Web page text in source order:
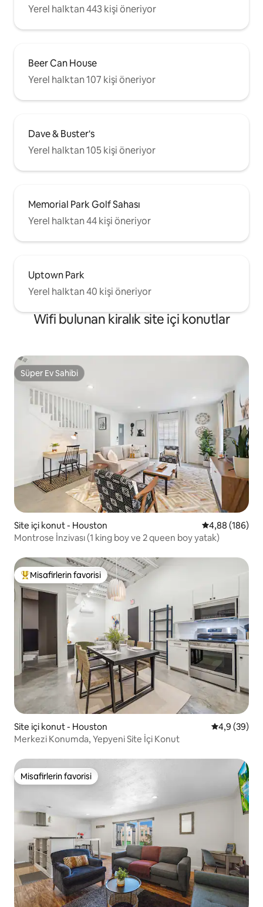
Yerel halktan 443 kişi öneriyor
Beer Can House
Yerel halktan 107 kişi öneriyor
Dave & Buster's
Yerel halktan 105 kişi öneriyor
Memorial Park Golf Sahası
Yerel halktan 44 kişi öneriyor
Uptown Park
Yerel halktan 40 kişi öneriyor
Wifi bulunan kiralık site içi konutlar
Süper Ev Sahibi
Süper Ev Sahibi
Site içi konut - Houston 5 üzerinden
4,88 (186)
Montrose İnzivası (1 king boy ve 2 queen boy yatak)
Misafirlerin favorilerinden en beğenilenler arasında
Misafirlerin favorisi
Site içi konut - Houston 5 üzerinden
4,9 (39)
Merkezi Konumda, Yepyeni Site İçi Konut
Misafirlerin favorisi
Misafirlerin favorisi